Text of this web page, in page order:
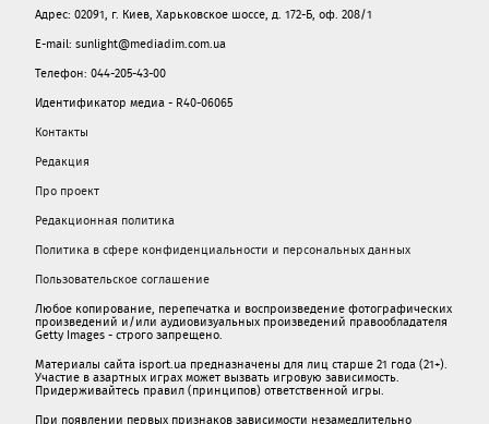
Адрес: 02091, г. Киев, Харьковское шоссе, д. 172-Б, оф. 208/1
E-mail: sunlight@mediadim.com.ua
Телефон: 044-205-43-00
Идентификатор медиа - R40-06065
Контакты
Редакция
Про проект
Редакционная политика
Политика в сфере конфиденциальности и персональных данных
Пользовательское соглашение
Любое копирование, перепечатка и воспроизведение фотографических
произведений и/или аудиовизуальных произведений правообладателя
Getty Images - строго запрещено.
Материалы сайта isport.ua предназначены для лиц старше 21 года (21+).
Участие в азартных играх может вызвать игровую зависимость.
Придерживайтесь правил (принципов) ответственной игры.
При появлении первых признаков зависимости незамедлительно